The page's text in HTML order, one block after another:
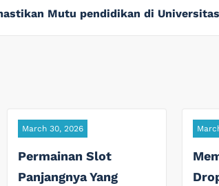
Mutu pendidikan di Universitas
March 30, 2026
Permainan Slot
Panjangnya Yang